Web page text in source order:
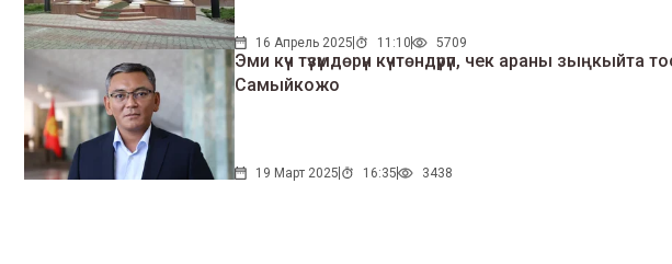
16 Апрель 2025 11:10 5709
Эми күч түзүмдөрүн күчтөндүрүп, чек араны
Самыйкожо
19 Март 2025 16:35 3438